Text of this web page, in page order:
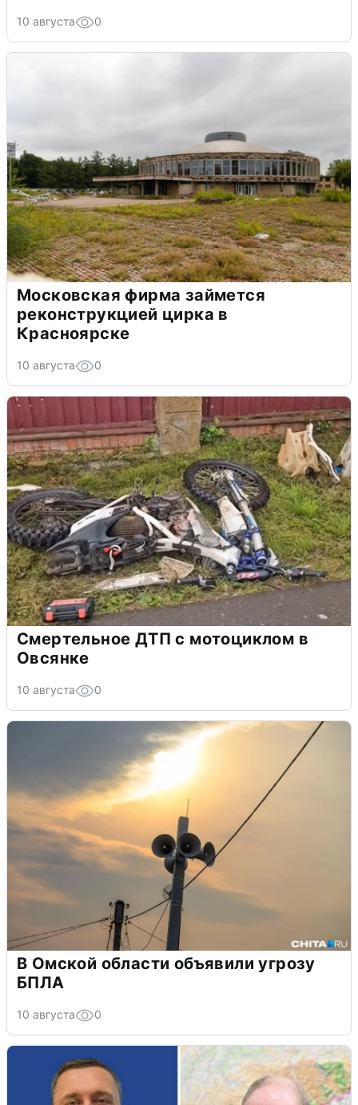
10 августа 0
Московская фирма займется
реконструкцией цирка в
Красноярске
10 августа 0
Смертельное ДТП с мотоциклом в
Овсянке
10 августа 0
В Омской области объявили угрозу
БПЛА
10 августа 0